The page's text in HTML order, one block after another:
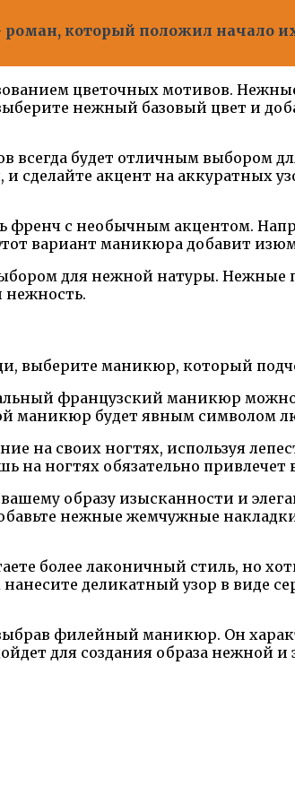
который положил начало
цветочных мотивов.
нежный базовый цвет и
всегда будет отличным выбором
акцент на аккуратных
с необычным акцентом.
вариант маникюра добавит
для нежной натуры. Нежные
нежность.
выберите маникюр, который
французский маникюр
маникюр будет явным символом
на своих ногтях, используя
на ногтях обязательно
образу изысканности и
нежные жемчужные
более лаконичный стиль, но
деликатный узор в виде
филейный маникюр. Он
для создания образа нежной и